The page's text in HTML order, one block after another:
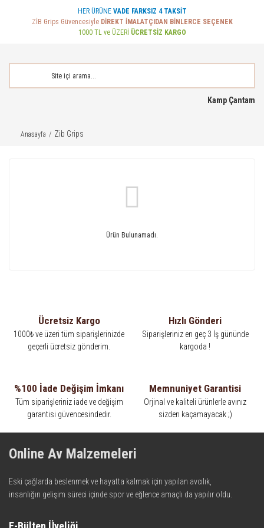
HER ÜRÜNE VADE FARKSIZ 4 TAKSİT
ZİB Grips Güvencesiyle DİREKT İMALATÇIDAN BİNLERCE SEÇENEK
1000 TL ve ÜZERİ ÜCRETSİZ KARGO
Kamp Çantam
Anasayfa Zib Grips
Ürün Bulunamadı.
Ücretsiz Kargo
1000₺ ve üzeri tüm siparişlerinizde
geçerli ücretsiz gönderim.
Hızlı Gönderi
Siparişleriniz en geç 3 İş gününde
kargoda !
%100 İade Değişim İmkanı
Tüm siparişleriniz iade ve değişim
garantisi güvencesindedir.
Memnuniyet Garantisi
Orjinal ve kaliteli ürünlerle avınız
sizden kaçamayacak ;)
Online Av Malzemeleri
Eski çağlarda beslenmek ve hayatta kalmak için yapılan avcılık,
insanlığın gelişim süreci içinde spor ve eğlence amaçlı da yapılır oldu.
teknolojinin dokunuşuyla av malzemelerinde en iyisini meydana